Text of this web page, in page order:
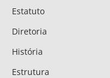
Estatuto
Diretoria
História
Estrutura